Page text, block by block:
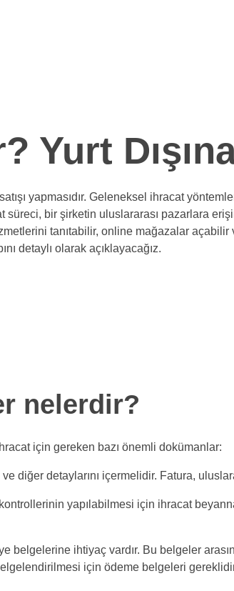
Yurt
yapmasıdır. Geleneksel ihracat
bir şirketin uluslararası pazarlara
tanıtabilir, online mağazalar
detaylı olarak açıklayacağız.
nelerdir?
için gereken bazı önemli dokümanlar:
diğer detaylarını içermelidir. Fatura,
yapılabilmesi için ihracat
belgelerine ihtiyaç vardır. Bu belgeler
için ödeme belgeleri